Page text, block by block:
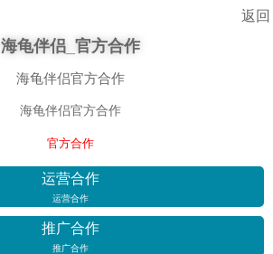
返回
海龟伴侣_官方合作
海龟伴侣官方合作
海龟伴侣官方合作
官方合作
运营合作
运营合作
推广合作
推广合作